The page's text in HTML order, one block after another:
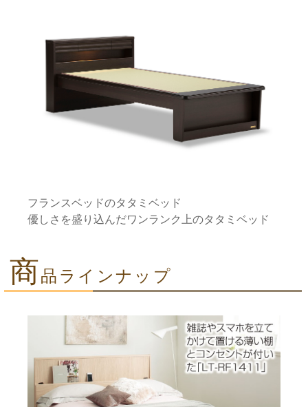
フランスベッドのタタミベッド
優しさを盛り込んだワンランク上のタタミベッド
商 品ラインナップ